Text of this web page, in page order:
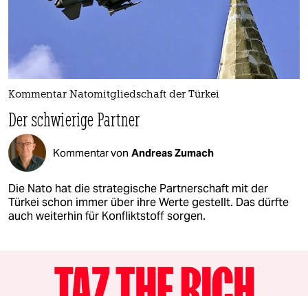
Kommentar Natomitgliedschaft der Türkei
Der schwierige Partner
Kommentar von Andreas Zumach
Die Nato hat die strategische Partnerschaft mit der
Türkei schon immer über ihre Werte gestellt. Das dürfte
auch weiterhin für Konfliktstoff sorgen.